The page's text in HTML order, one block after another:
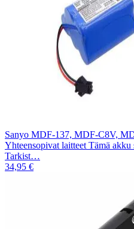
Sanyo MDF-137, MDF-C8V,
Yhteensopivat laitteet Tämä
Tarkist…
34,95 €